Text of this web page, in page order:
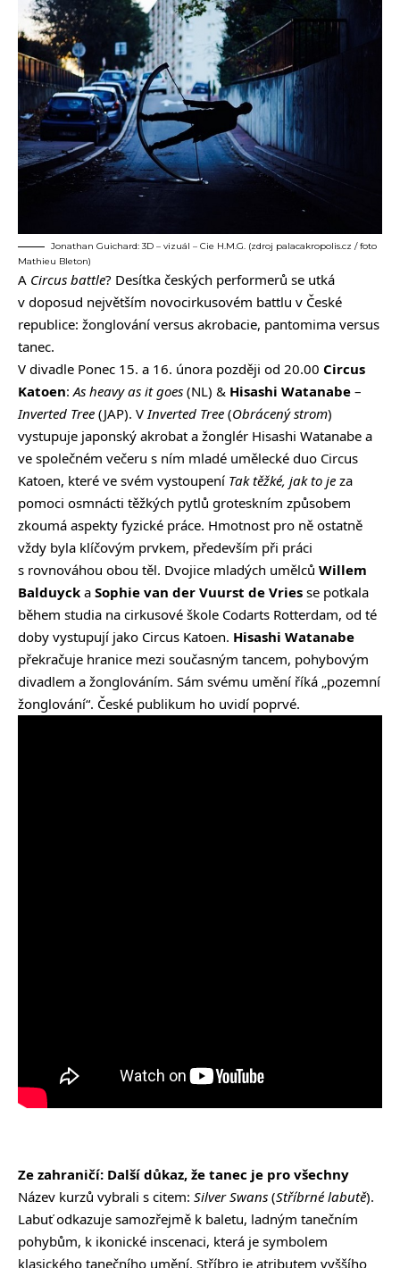
Jonathan Guichard: 3D – vizuál – Cie H.M.G. (zdroj palacakropolis.cz / foto
Mathieu Bleton)
A Circus battle? Desítka českých performerů se utká
v doposud největším novocirkusovém battlu v České
republice: žonglování versus akrobacie, pantomima versus
tanec.
V divadle Ponec 15. a 16. února později od 20.00 Circus
Katoen:As heavy as it goes (NL) & Hisashi Watanabe –
Inverted Tree (JAP). VInverted Tree (Obrácený strom)
vystupuje japonský akrobat a žonglér Hisashi Watanabe a
ve společném večeru s ním mladé umělecké duo Circus
Katoen, které ve svém vystoupení Tak těžké, jak to je za
pomoci osmnácti těžkých pytlů groteskním způsobem
zkoumá aspekty fyzické práce. Hmotnost pro ně ostatně
vždy byla klíčovým prvkem, především při práci
s rovnováhou obou těl. Dvojice mladých umělců Willem
Balduyck a Sophie van der Vuurst de Vries se potkala
během studia na cirkusové škole Codarts Rotterdam, od té
doby vystupují jako Circus Katoen. Hisashi Watanabe
překračuje hranice mezi současným tancem, pohybovým
divadlem a žonglováním. Sám svému umění říká „pozemní
žonglování“. České publikum ho uvidí poprvé.
Ze zahraničí: Další důkaz, že tanec je pro všechny
Název kurzů vybrali s citem: Silver Swans (Stříbrné labutě).
Labuť odkazuje samozřejmě k baletu, ladným tanečním
pohybům, k ikonické inscenaci, která je symbolem
klasického tanečního umění. Stříbro je atributem vyššího